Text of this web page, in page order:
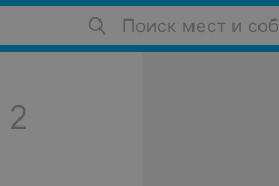
Поиск мест и
2